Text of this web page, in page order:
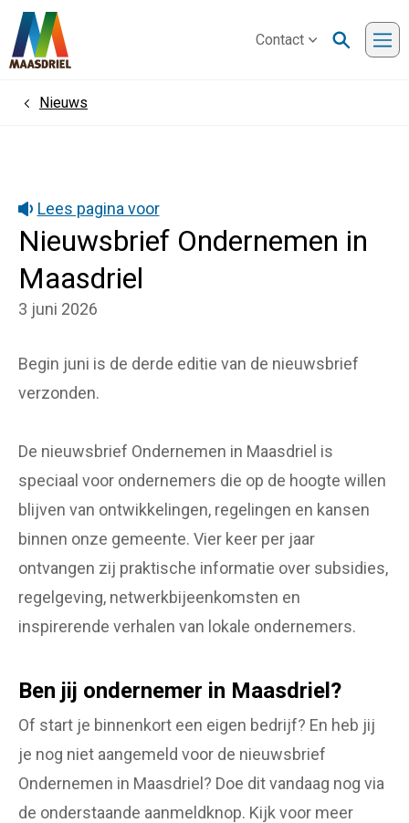
Contact
HomeNieuws
Lees pagina voor
Nieuwsbrief Ondernemen in
Maasdriel
3 juni 2026
Begin juni is de derde editie van de nieuwsbrief
verzonden.
De nieuwsbrief Ondernemen in Maasdriel is
speciaal voor ondernemers die op de hoogte willen
blijven van ontwikkelingen, regelingen en kansen
binnen onze gemeente. Vier keer per jaar
ontvangen zij praktische informatie over subsidies,
regelgeving, netwerkbijeenkomsten en
inspirerende verhalen van lokale ondernemers.
Ben jij ondernemer in Maasdriel?
Of start je binnenkort een eigen bedrijf? En heb jij
je nog niet aangemeld voor de nieuwsbrief
Ondernemen in Maasdriel? Doe dit vandaag nog via
de onderstaande aanmeldknop. Kijk voor meer